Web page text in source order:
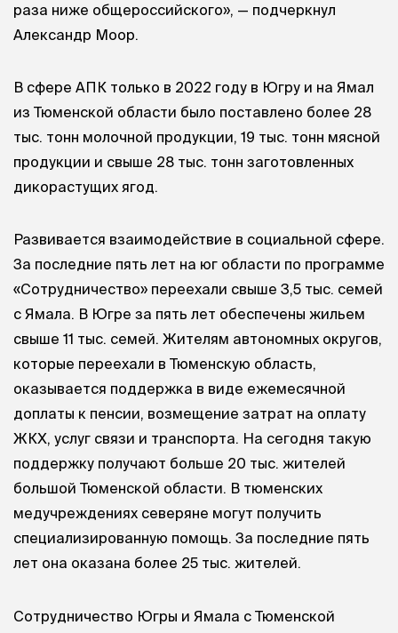
раза ниже общероссийского», — подчеркнул
Александр Моор.
В сфере АПК только в 2022 году в Югру и на Ямал
из Тюменской области было поставлено более 28
тыс. тонн молочной продукции, 19 тыс. тонн мясной
продукции и свыше 28 тыс. тонн заготовленных
дикорастущих ягод.
Развивается взаимодействие в социальной сфере.
За последние пять лет на юг области по программе
«Сотрудничество» переехали свыше 3,5 тыс. семей
с Ямала. В Югре за пять лет обеспечены жильем
свыше 11 тыс. семей. Жителям автономных округов,
которые переехали в Тюменскую область,
оказывается поддержка в виде ежемесячной
доплаты к пенсии, возмещение затрат на оплату
ЖКХ, услуг связи и транспорта. На сегодня такую
поддержку получают больше 20 тыс. жителей
большой Тюменской области. В тюменских
медучреждениях северяне могут получить
специализированную помощь. За последние пять
лет она оказана более 25 тыс. жителей.
Сотрудничество Югры и Ямала с Тюменской